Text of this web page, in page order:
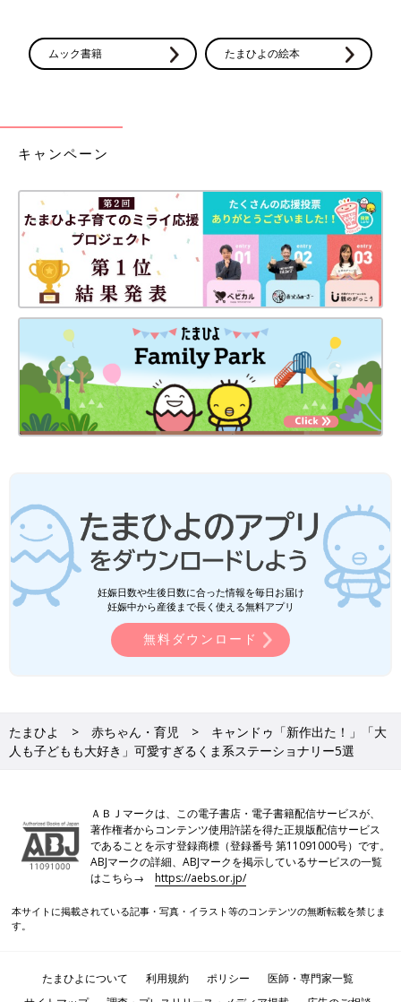
●記事内容でご紹介している投稿、リンク先は、削除される場合
があります。あらかじめご了承ください。
ムック書籍 たまひよの絵本
キャンペーン
妊娠日数や生後日数に合った情報を毎日お届け
妊娠中から産後まで長く使える無料アプリ
無料ダウンロード
たまひよ 赤ちゃん・育児
キャンドゥ「新作出た！」「大
人も子どもも大好き」可愛すぎるくま系ステーショナリー5選
ＡＢＪマークは、この電子書店・電子書籍配信サービスが、
著作権者からコンテンツ使用許諾を得た正規版配信サービス
であることを示す登録商標（登録番号 第11091000号）です。
ABJマークの詳細、ABJマークを掲示しているサービスの一覧
はこちら→https://aebs.or.jp/
本サイトに掲載されている記事・写真・イラスト等のコンテンツの無断転載を禁じま
す。
たまひよについて 利用規約 ポリシー
医師・専門家一覧